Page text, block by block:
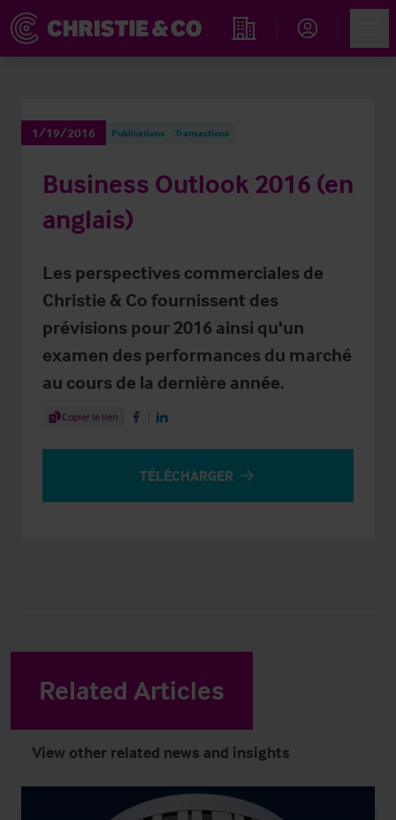
Rechercher un hôtel
1/19/2016 Publications Transactions
Business Outlook 2016 (en
anglais)
Les perspectives commerciales de
Christie & Co fournissent des
prévisions pour 2016 ainsi qu'un
examen des performances du marché
au cours de la dernière année.
Share Article
Copier le lien Share on Facebook
Share on LinkedIn
TÉLÉCHARGER
Related Articles
View other related news and insights